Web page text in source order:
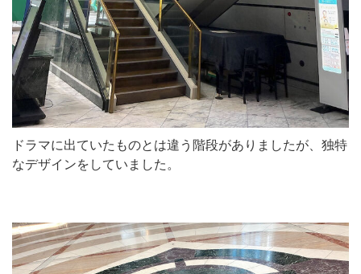
ドラマに出ていたものとは違う階段がありましたが、独特
なデザインをしていました。